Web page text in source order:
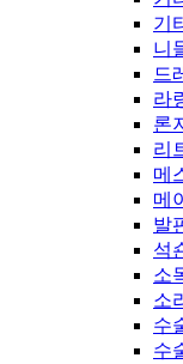
기
니
드
라
론
리
메
메
발
석
소
소
수
수